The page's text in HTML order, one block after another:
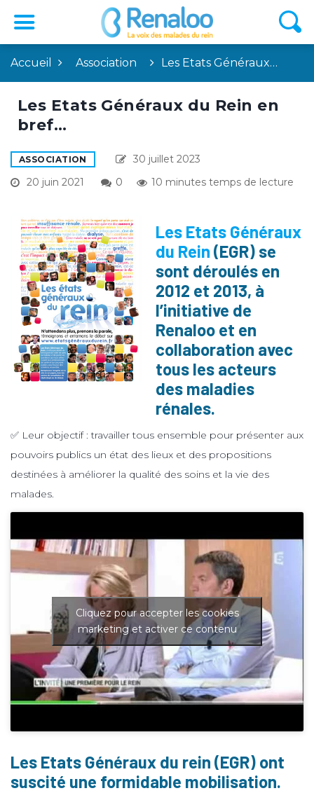
Accueil Association Les Etats Généraux…
Les Etats Généraux du Rein en
bref…
ASSOCIATION
30 juillet 2023
20 juin 2021
0 10 minutes temps de lecture
Les Etats Généraux
du Rein (EGR) se
sont déroulés en
2012 et 2013, à
l’initiative de
Renaloo et en
collaboration avec
tous les acteurs
des maladies
rénales.
✅ Leur objectif : travailler tous ensemble pour présenter aux
pouvoirs publics un état des lieux et des propositions
destinées à améliorer la qualité des soins et la vie des
malades.
Cliquez pour accepter les cookies
marketing et activer ce contenu
Les Etats Généraux du rein (EGR) ont
suscité une formidable mobilisation.